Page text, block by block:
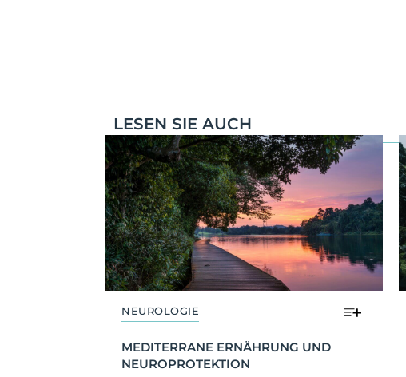
LESEN SIE AUCH
NEUROLOGIE
MEDITERRANE ERNÄHRUNG UND
NEUROPROTEKTION